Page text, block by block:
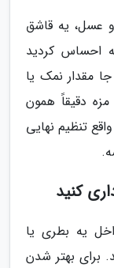
عسل، یه قاشق
احساس کردید
مقدار نمک یا
دقیقاً همون
تنظیم نهایی
کنید
یه بطری یا
برای بهتر شدن